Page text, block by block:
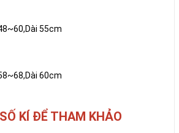
55cm
60cm
KÍ ĐỂ THAM KHẢO